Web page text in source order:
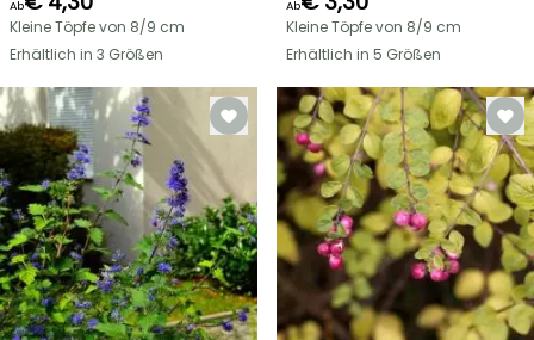
Ab
Kleine Töpfe von 8/9 cm
Erhältlich in 3 Größen
Ab
Kleine Töpfe von 8/9 cm
Erhältlich in 5 Größen